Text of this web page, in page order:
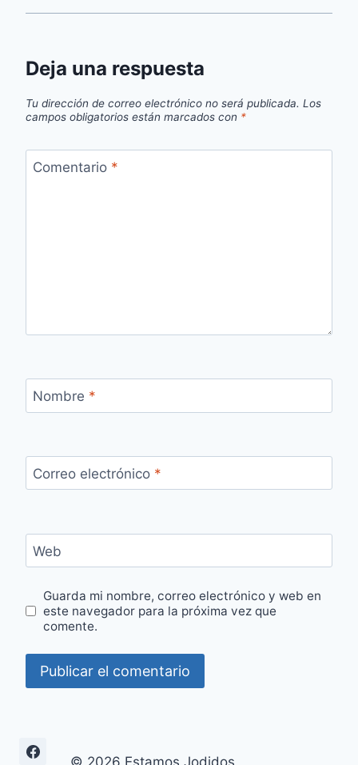
Deja una respuesta
Tu dirección de correo electrónico no será publicada. Los
campos obligatorios están marcados con *
Comentario *
Nombre *
Correo electrónico *
Web
Guarda mi nombre, correo electrónico y web en
este navegador para la próxima vez que
comente.
© 2026 Estamos Jodidos